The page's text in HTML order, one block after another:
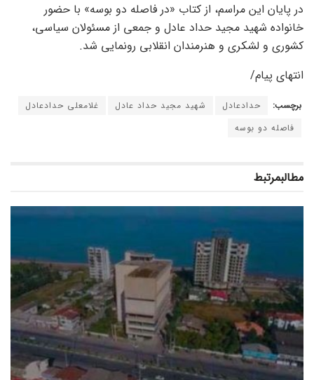
در پایان این مراسم، از کتاب «در فاصله دو بوسه» با حضور
خانواده شهید مجید حداد عادل و جمعی از مسئولان سیاسی،
کشوری و لشکری و هنرمندان انقلابی رونمایی شد.
انتهای پیام/
برچسب: حدادعادل شهید مجید حداد عادل
غلامعلی حدادعادل
فاصله دو بوسه
مطالبمرتبط